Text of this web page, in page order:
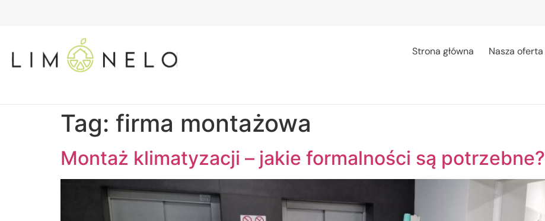
Strona główna Nasza oferta
Tag: firma montażowa
Montaż klimatyzacji – jakie formalności są potrzebne?